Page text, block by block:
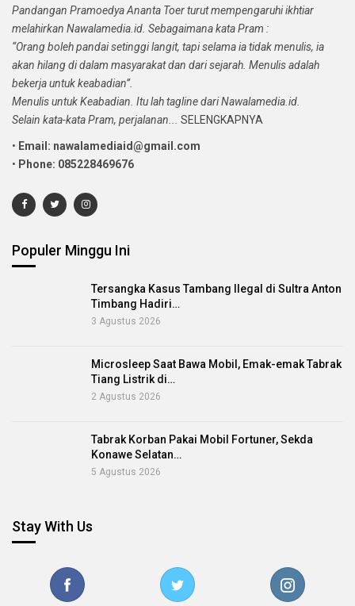
Pandangan Pramoedya Ananta Toer turut mempengaruhi ikhtiar
melahirkan Nawalamedia.id. Sebagaimana kata Pram :
“Orang boleh pandai setinggi langit, tapi selama ia tidak menulis, ia
akan hilang di dalam masyarakat dan dari sejarah. Menulis adalah
bekerja untuk keabadian”.
Menulis untuk Keabadian. Itu lah tagline dari Nawalamedia.id.
Selain kata-kata Pram, perjalanan... SELENGKAPNYA
• Email: nawalamediaid@gmail.com
• Phone: 085228469676
Populer Minggu Ini
Tersangka Kasus Tambang Ilegal di Sultra Anton
Timbang Hadiri…
3 Agustus 2026
Microsleep Saat Bawa Mobil, Emak-emak Tabrak
Tiang Listrik di…
2 Agustus 2026
Tabrak Korban Pakai Mobil Fortuner, Sekda
Konawe Selatan…
5 Agustus 2026
Stay With Us